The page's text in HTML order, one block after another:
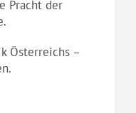
Pracht der
Österreichs –